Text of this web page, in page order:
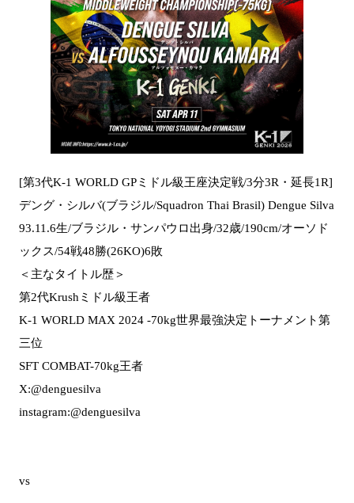
[第3代K-1 WORLD GPミドル級王座決定戦/3分3R・延長1R]
デング・シルバ(ブラジル/Squadron Thai Brasil) Dengue Silva
93.11.6生/ブラジル・サンパウロ出身/32歳/190cm/オーソド
ックス/54戦48勝(26KO)6敗
＜主なタイトル歴＞
第2代Krushミドル級王者
K-1 WORLD MAX 2024 -70kg世界最強決定トーナメント第
三位
SFT COMBAT-70kg王者
X:@denguesilva
instagram:@denguesilva
vs